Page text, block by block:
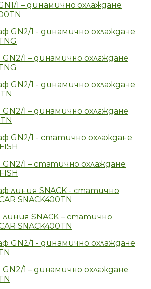
1 – динамично охлаждане
1 – динамично охлаждане
1 – динамично охлаждане
1 – статично охлаждане
SNACK – статично
SNACK400TN
1 – динамично охлаждане